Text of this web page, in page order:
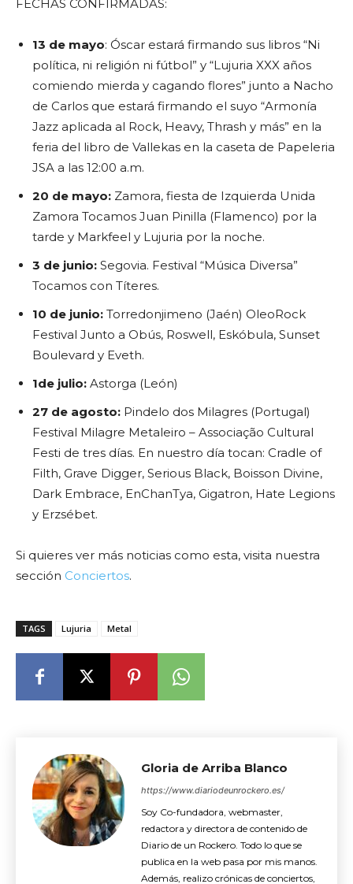
FECHAS CONFIRMADAS:
13 de mayo: Óscar estará firmando sus libros “Ni
política, ni religión ni fútbol” y “Lujuria XXX años
comiendo mierda y cagando flores” junto a Nacho
de Carlos que estará firmando el suyo “Armonía
Jazz aplicada al Rock, Heavy, Thrash y más” en la
feria del libro de Vallekas en la caseta de Papeleria
JSA a las 12:00 a.m.
20 de mayo: Zamora, fiesta de Izquierda Unida
Zamora Tocamos Juan Pinilla (Flamenco) por la
tarde y Markfeel y Lujuria por la noche.
3 de junio: Segovia. Festival “Música Diversa”
Tocamos con Títeres.
10 de junio: Torredonjimeno (Jaén) OleoRock
Festival Junto a Obús, Roswell, Eskóbula, Sunset
Boulevard y Eveth.
1de julio: Astorga (León)
27 de agosto: Pindelo dos Milagres (Portugal)
Festival Milagre Metaleiro – Associação Cultural
Festi de tres días. En nuestro día tocan: Cradle of
Filth, Grave Digger, Serious Black, Boisson Divine,
Dark Embrace, EnChanTya, Gigatron, Hate Legions
y Erzsébet.
Si quieres ver más noticias como esta, visita nuestra
sección Conciertos.
TAGS Lujuria Metal
Gloria de Arriba Blanco
https://www.diariodeunrockero.es/
Soy Co-fundadora, webmaster,
redactora y directora de contenido de
Diario de un Rockero. Todo lo que se
publica en la web pasa por mis manos.
Además, realizo crónicas de conciertos,